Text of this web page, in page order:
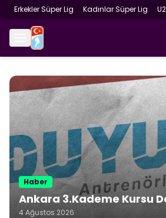
Erkekler Süper Lig Kadınlar Süper Lig
Haber
Ankara 3.Kademe Kursu
4 Ağustos 2026